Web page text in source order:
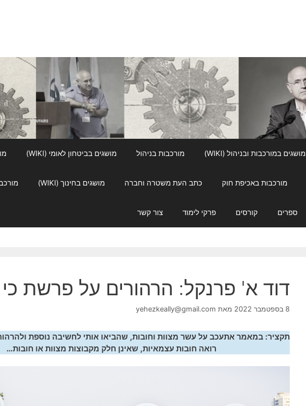
מושגים במורכבות ובניהול (WIKI) מורכבות בניהול מושגים בביטחון לאומי (WIKI)
מורכבות באכיפת חוק כתב העת משטרה וחברה מושגים בחינוך (WIKI)
ספרים קורסים פרקי לימוד צור קשר
דוד א' פרנקל: הרהורים על פרשת
8 בספטמבר 2022 מאת yehezkeally@gmail.com
תקציר: במאמר אתעכב על עשר מצוות וחובות, שהביאו אותי לחשיבה נוספת
רואה חובות עצמאיות, שאינן חלק מקבוצות מצוות או חובות…